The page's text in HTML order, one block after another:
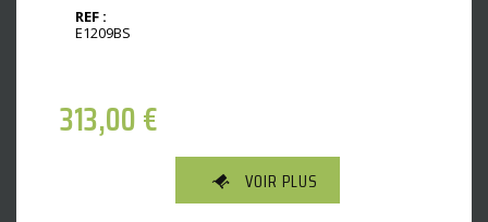
REF :
E1209BS
313,00€
VOIR PLUS